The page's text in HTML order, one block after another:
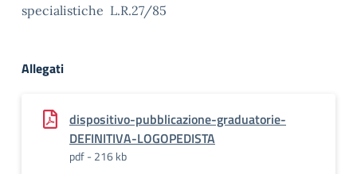
specialistiche L.R.27/85
Allegati
dispositivo-pubblicazione-graduatorie-
DEFINITIVA-LOGOPEDISTA
pdf - 216 kb